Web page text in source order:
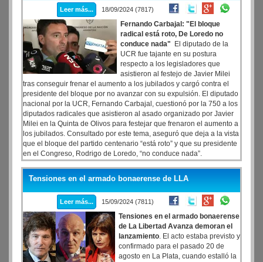
Leer más... 18/09/2024 (7817)
Fernando Carbajal: "El bloque
radical está roto, De Loredo no
conduce nada"
El diputado de la
UCR fue tajante en su postura
respecto a los legisladores que
asistieron al festejo de Javier Milei
tras conseguir frenar el aumento a los jubilados y cargó contra el
presidente del bloque por no avanzar con su expulsión. El diputado
nacional por la UCR, Fernando Carbajal, cuestionó por la 750 a los
diputados radicales que asistieron al asado organizado por Javier
Milei en la Quinta de Olivos para festejar que frenaron el aumento a
los jubilados. Consultado por este tema, aseguró que deja a la vista
que el bloque del partido centenario “está roto” y que su presidente
en el Congreso, Rodrigo de Loredo, “no conduce nada”.
Tensiones en el armado bonaerense de LLA
Leer más... 15/09/2024 (7811)
Tensiones en el armado bonaerense
de La Libertad Avanza demoran el
lanzamiento. El acto estaba previsto y
confirmado para el pasado 20 de
agosto en La Plata, cuando estalló la